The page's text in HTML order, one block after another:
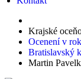
Krajské
Ocenení v
Bratislavský
Martin